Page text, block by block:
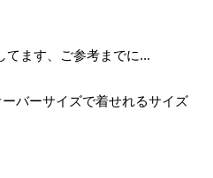
てます、ご参考までに...
バーサイズで着せれるサイズ